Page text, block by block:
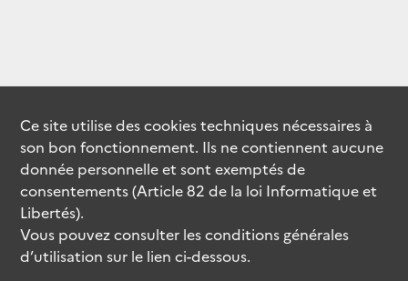
Ce site utilise descookiestechniques nécessaires à
son bon fonctionnement. Ils ne contiennent aucune
donnée personnelle et sont exemptés de
consentements (Article 82 de la loi Informatique et
Libertés).
Vous pouvez consulter les conditions générales
d’utilisation sur le lien ci-dessous.